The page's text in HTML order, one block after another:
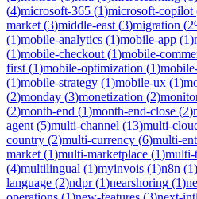
(4)microsoft-365 (1)microsoft-copilot
market (3)middle-east (3)migration (
(1)mobile-analytics (1)mobile-app (1)
(1)mobile-checkout (1)mobile-
first (1)mobile-optimization (1)
(1)mobile-strategy (1)mobile-ux (1)
(2)monday (3)monetization (2)
(2)month-end (1)month-end-close (2)
agent (5)multi-channel (13)multi-
country (2)multi-currency (6)multi-
market (1)multi-marketplace (1)multi-
(4)multilingual (1)myinvois (1)n8n (1)
language (2)ndpr(1)nearshoring (1)